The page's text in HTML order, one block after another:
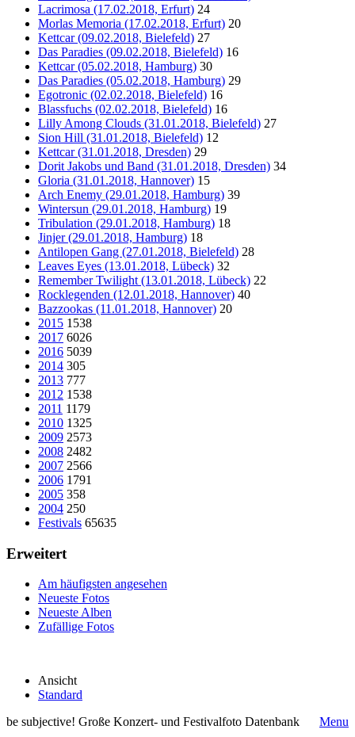
Lacrimosa (17.02.2018, Erfurt) 24
Morlas Memoria (17.02.2018, Erfurt) 20
Kettcar (09.02.2018, Bielefeld) 27
Das Paradies (09.02.2018, Bielefeld) 16
Kettcar (05.02.2018, Hamburg) 30
Das Paradies (05.02.2018, Hamburg) 29
Egotronic (02.02.2018, Bielefeld) 16
Blassfuchs (02.02.2018, Bielefeld) 16
Lilly Among Clouds (31.01.2018, Bielefeld) 27
Sion Hill (31.01.2018, Bielefeld) 12
Kettcar (31.01.2018, Dresden) 29
Dorit Jakobs und Band (31.01.2018, Dresden) 34
Gloria (31.01.2018, Hannover) 15
Arch Enemy (29.01.2018, Hamburg) 39
Wintersun (29.01.2018, Hamburg) 19
Tribulation (29.01.2018, Hamburg) 18
Jinjer (29.01.2018, Hamburg) 18
Antilopen Gang (27.01.2018, Bielefeld) 28
Leaves Eyes (13.01.2018, Lübeck) 32
Remember Twilight (13.01.2018, Lübeck) 22
Rocklegenden (12.01.2018, Hannover) 40
Bazzookas (11.01.2018, Hannover) 20
2015 1538
2017 6026
2016 5039
2014 305
2013 777
2012 1538
2011 1179
2010 1325
2009 2573
2008 2482
2007 2566
2006 1791
2005 358
2004 250
Festivals 65635
Erweitert
Am häufigsten angesehen
Neueste Fotos
Neueste Alben
Zufällige Fotos
Ansicht
Standard
be subjective! Große Konzert- und Festivalfoto Datenbank
Menu